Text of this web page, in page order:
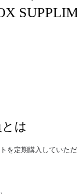
は
を定期購入していた